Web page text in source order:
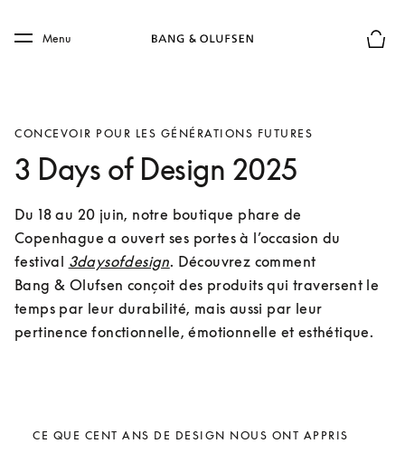
Skip to main footer
Menu
CONCEVOIR POUR LES GÉNÉRATIONS FUTURES
3 Days of Design 2025
Du 18 au 20 juin, notre boutique phare de
Copenhague a ouvert ses portes à l’occasion du
festival 3daysofdesign. Découvrez comment
Bang & Olufsen conçoit des produits qui traversent le
temps par leur durabilité, mais aussi par leur
pertinence fonctionnelle, émotionnelle et esthétique.
CE QUE CENT ANS DE DESIGN NOUS ONT APPRIS